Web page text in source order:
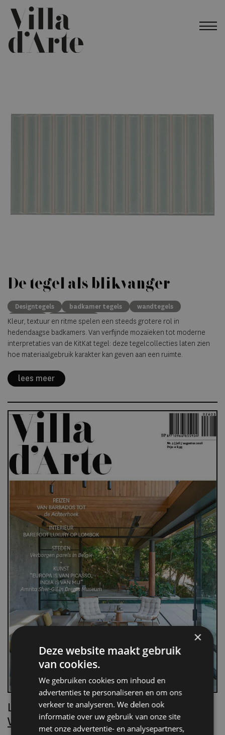
De tegel als blikvanger
Designtegels badkamer tegels
wandtegels
Mozaïek
tegeltrends
Kleur, textuur en ritme spelen een steeds grotere rol in
hedendaagse badkamers. Van verfijnde mozaïeken tot moderne
interpretaties van de KitKat tegel: deze tegelcollecties laten zien
hoe materiaalgebruik karakter kan geven aan een ruimte.
lees meer
Lees Villa d’Arte!
Word nu abonnee.
×
Deze website maakt gebruik
van cookies.
We gebruiken cookies om inhoud en
advertenties te personaliseren en om ons
verkeer te analyseren. We delen ook
informatie over uw gebruik van onze site
met onze advertentie- en analysepartners,